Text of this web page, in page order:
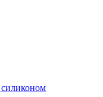
силиконом